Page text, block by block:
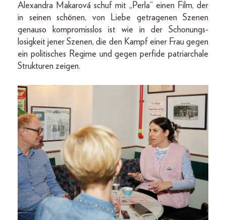
Alexandra Makarová schuf mit „Perla“ einen Film, der
in seinen schönen, von Liebe getragenen Szenen
genauso kompromisslos ist wie in der Schonungs-
losigkeit jener Szenen, die den Kampf einer Frau gegen
ein politisches Regime und gegen perfide patriarchale
Strukturen zeigen.